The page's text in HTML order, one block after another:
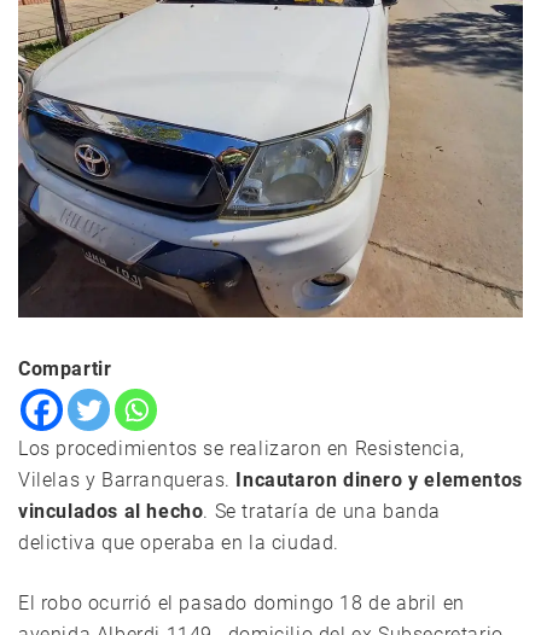
Compartir
Los procedimientos se realizaron en Resistencia,
Vilelas y Barranqueras. Incautaron dinero y elementos
vinculados al hecho. Se trataría de una banda
delictiva que operaba en la ciudad.
El robo ocurrió el pasado domingo 18 de abril en